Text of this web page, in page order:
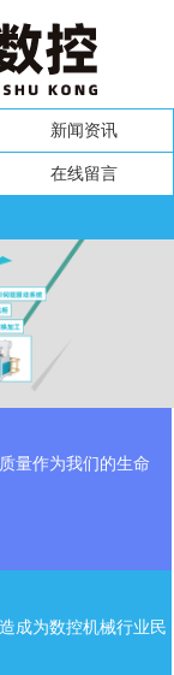
新闻资讯
在线留言
量作为我们的生命
成为数控机械行业民